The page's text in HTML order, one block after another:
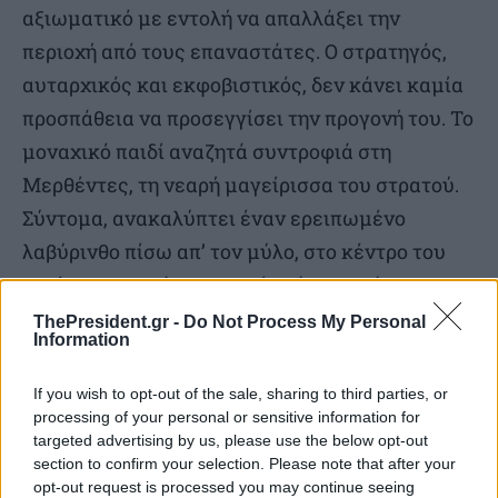
ThePresident.gr - Do Not Process My Personal
Information
If you wish to opt-out of the sale, sharing to third parties, or
processing of your personal or sensitive information for
targeted advertising by us, please use the below opt-out
section to confirm your selection. Please note that after your
opt-out request is processed you may continue seeing
αξιωματικό με εντολή να απαλλάξει την
περιοχή από τους επαναστάτες. Ο στρατηγός,
αυταρχικός και εκφοβιστικός, δεν κάνει καμία
προσπάθεια να προσεγγίσει την προγονή του. Το
μοναχικό παιδί αναζητά συντροφιά στη
Μερθέντες, τη νεαρή μαγείρισσα του στρατού.
Σύντομα, ανακαλύπτει έναν ερειπωμένο
λαβύρινθο πίσω απ’ τον μύλο, στο κέντρο του
οποίου συναντά τον αρχαίο σάτυρο Πάνα, που
ισχυρίζεται ότι γνωρίζει και την πραγματική
της ταυτότητα, αλλά και το πεπρωμένο της. Μια
αψεγάδιαστη συνύπαρξη τρόμου, παραμυθιού
και πολιτικής αλληγορίας, που τιμήθηκε με τρία
βραβεία Όσκαρ και ισάριθμα βραβεία BAFTA.